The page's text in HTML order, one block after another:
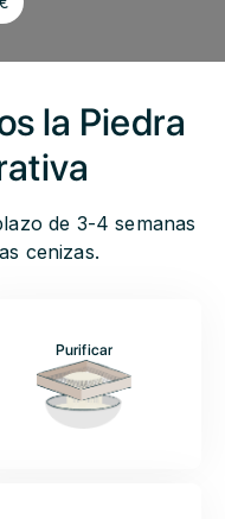
la Piedra
de 3-4 semanas
cenizas.
Purificar